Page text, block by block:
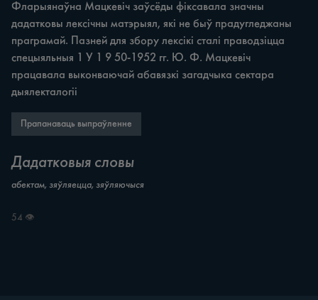
Фларыянаўна Мацкевіч заўсёды фіксавала значны
дадатковы лексічны матэрыял, які не быў прадугледжаны
праграмай. Пазней для збору лексікі сталі праводзіцца
спецыяльныя 1 У 1 9 50-1952 гг. Ю. Ф. Мацкевіч
працавала выконваючай абавязкі загадчыка сектара
дыялекталогіі
Прапанаваць выпраўленне
Дадатковыя словы
абектам, зяўляецца, зяўляючыся
54 👁